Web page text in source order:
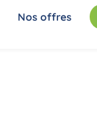
Nos offres